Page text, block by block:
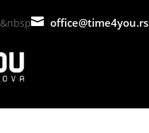
&nbspoffice@time4you.rs